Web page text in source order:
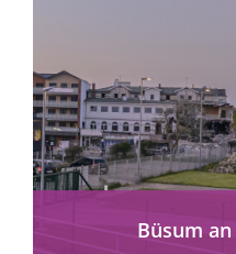
mehr
Büsum